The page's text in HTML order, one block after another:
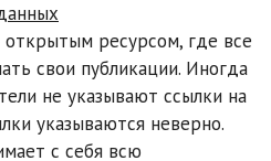
открытым ресурсом, где все
свои публикации. Иногда
не указывают ссылки на
указываются неверно.
с себя всю